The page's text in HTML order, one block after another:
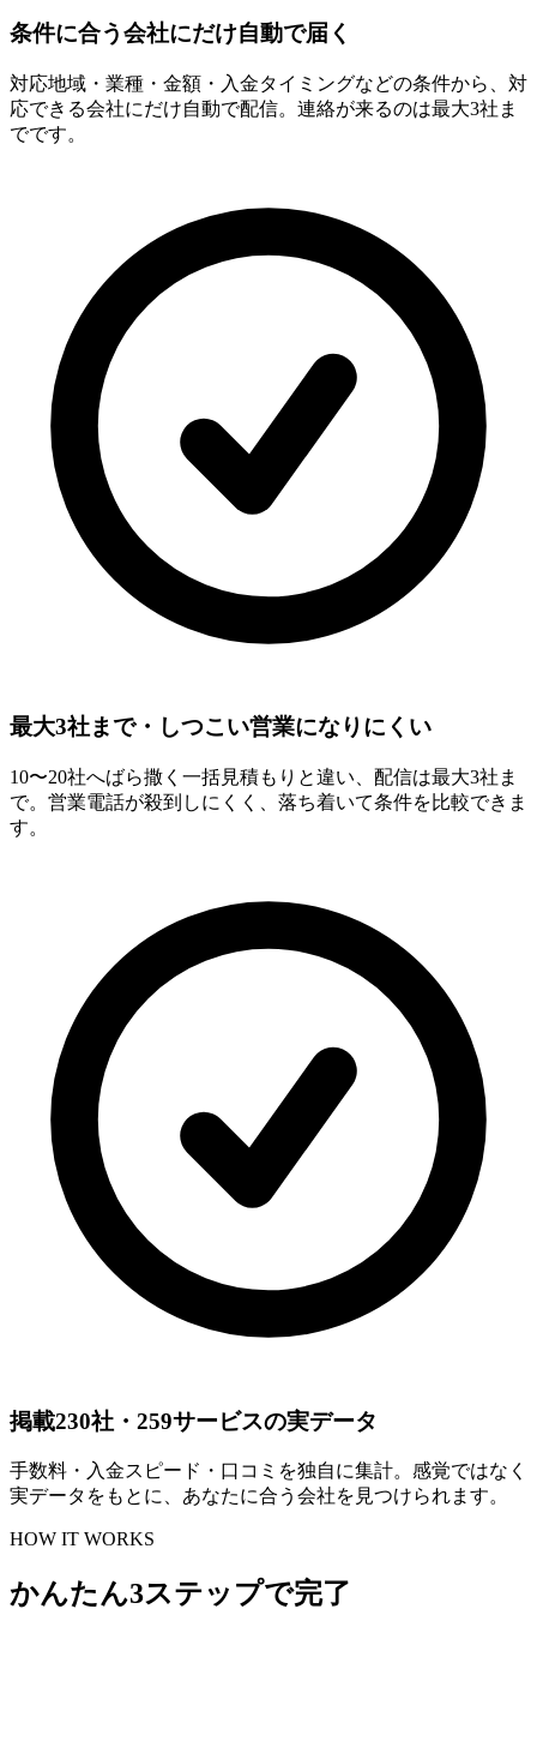
条件に合う会社にだけ自動で届く
対応地域・業種・金額・入金タイミングなどの条件から、対
応できる会社にだけ自動で配信。連絡が来るのは最大3社ま
でです。
最大3社まで・しつこい営業になりにくい
10〜20社へばら撒く一括見積もりと違い、配信は最大3社ま
で。営業電話が殺到しにくく、落ち着いて条件を比較できま
す。
掲載230社・259サービスの実データ
手数料・入金スピード・口コミを独自に集計。感覚ではなく
実データをもとに、あなたに合う会社を見つけられます。
HOW IT WORKS
かんたん3ステップで完了